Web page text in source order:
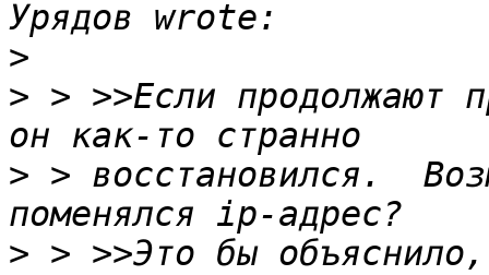
>
> > >>Если продолжают
> > восстановился.
> > >>Это бы